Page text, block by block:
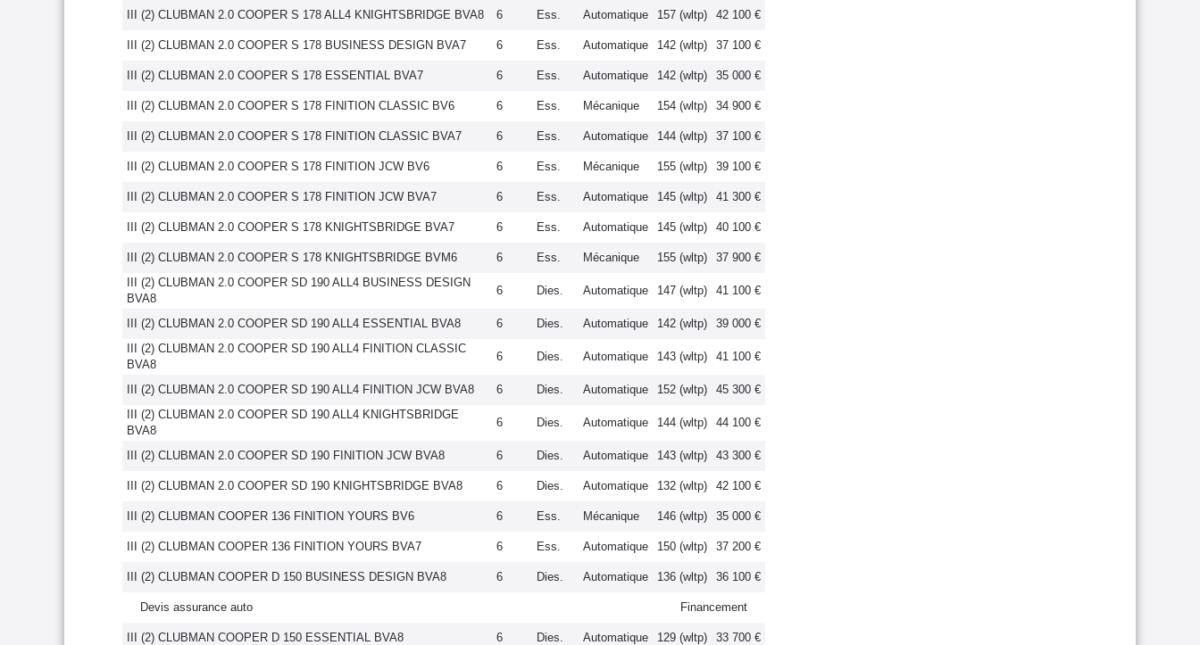
III (2) CLUBMAN 2.0 COOPER S 178 ALL4 KNIGHTSBRIDGE BVA8 6 Ess. Automatique 157 (wltp) 42 100 €
III (2) CLUBMAN 2.0 COOPER S 178 BUSINESS DESIGN BVA7 6 Ess. Automatique 142 (wltp) 37 100 €
III (2) CLUBMAN 2.0 COOPER S 178 ESSENTIAL BVA7 6 Ess. Automatique 142 (wltp) 35 000 €
III (2) CLUBMAN 2.0 COOPER S 178 FINITION CLASSIC BV6 6 Ess. Mécanique 154 (wltp) 34 900 €
III (2) CLUBMAN 2.0 COOPER S 178 FINITION CLASSIC BVA7 6 Ess. Automatique 144 (wltp) 37 100 €
III (2) CLUBMAN 2.0 COOPER S 178 FINITION JCW BV6 6 Ess. Mécanique 155 (wltp) 39 100 €
III (2) CLUBMAN 2.0 COOPER S 178 FINITION JCW BVA7 6 Ess. Automatique 145 (wltp) 41 300 €
III (2) CLUBMAN 2.0 COOPER S 178 KNIGHTSBRIDGE BVA7 6 Ess. Automatique 145 (wltp) 40 100 €
III (2) CLUBMAN 2.0 COOPER S 178 KNIGHTSBRIDGE BVM6 6 Ess. Mécanique 155 (wltp)
37 900 €
III (2) CLUBMAN 2.0 COOPER SD 190 ALL4 BUSINESS DESIGN
BVA8
6 Dies. Automatique 147 (wltp) 41 100 €
III (2) CLUBMAN 2.0 COOPER SD 190 ALL4 ESSENTIAL BVA8 6 Dies. Automatique 142 (wltp)
39 000 €
III (2) CLUBMAN 2.0 COOPER SD 190 ALL4 FINITION CLASSIC
BVA8
6 Dies. Automatique 143 (wltp) 41 100 €
III (2) CLUBMAN 2.0 COOPER SD 190 ALL4 FINITION JCW BVA8 6 Dies. Automatique 152 (wltp)
45 300 €
III (2) CLUBMAN 2.0 COOPER SD 190 ALL4 KNIGHTSBRIDGE
BVA8
6 Dies. Automatique 144 (wltp) 44 100 €
III (2) CLUBMAN 2.0 COOPER SD 190 FINITION JCW BVA8 6 Dies. Automatique 143 (wltp) 43 300 €
III (2) CLUBMAN 2.0 COOPER SD 190 KNIGHTSBRIDGE BVA8 6 Dies. Automatique 132 (wltp) 42 100 €
III (2) CLUBMAN COOPER 136 FINITION YOURS BV6 6 Ess. Mécanique 146 (wltp) 35 000 €
III (2) CLUBMAN COOPER 136 FINITION YOURS BVA7 6 Ess. Automatique 150 (wltp) 37 200 €
III (2) CLUBMAN COOPER D 150 BUSINESS DESIGN BVA8 6 Dies. Automatique 136 (wltp) 36 100 €
Devis assurance auto Financement
III (2) CLUBMAN COOPER D 150 ESSENTIAL BVA8 6 Dies. Automatique 129 (wltp) 33 700 €